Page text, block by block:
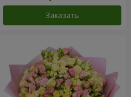
Заказать